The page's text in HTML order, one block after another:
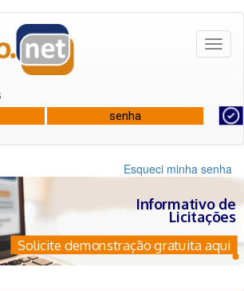
Esqueci minha senha
Informativo de
Licitações
Solicite demonstração gratuita aqui